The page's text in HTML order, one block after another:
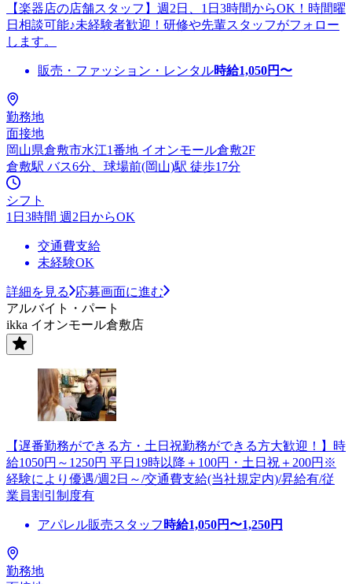
【楽器店の店舗スタッフ】週2日、1日3時間からOK！時間曜
日相談可能♪未経験者歓迎！研修や先輩スタッフがフォロー
します。
販売・ファッション・レンタル時給1,050円〜
勤務地
面接地
岡山県倉敷市水江1番地 イオンモール倉敷2F
倉敷駅 バス6分、球場前(岡山)駅 徒歩17分
シフト
1日3時間 週2日からOK
交通費支給
未経験OK
詳細を見る
応募画面に進む
アルバイト・パート
ikka イオンモール倉敷店
【遅番勤務ができる方・土日祝勤務ができる方大歓迎！】時
給1050円～1250円 平日19時以降＋100円・土日祝＋200円※
経験により優遇/週2日～/交通費支給(当社規定内)/昇給有/従
業員割引制度有
アパレル販売スタッフ 時給1,050円〜1,250円
勤務地